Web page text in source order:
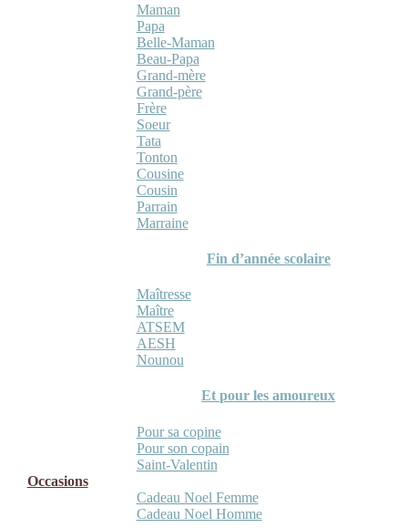
Maman
Papa
Belle-Maman
Beau-Papa
Grand-mère
Grand-père
Frère
Soeur
Tata
Tonton
Cousine
Cousin
Parrain
Marraine
Fin d’année scolaire
Maîtresse
Maître
ATSEM
AESH
Nounou
Et pour les amoureux
Pour sa copine
Pour son copain
Saint-Valentin
Occasions
Cadeau Noel Femme
Cadeau Noel Homme